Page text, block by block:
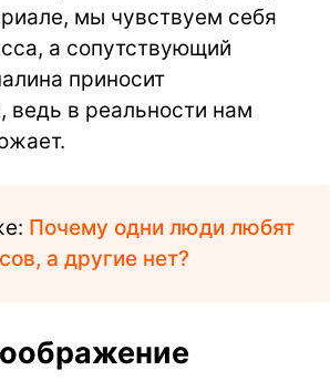
мы чувствуем себя
а сопутствующий
приносит
ведь в реальности нам
Почему одни люди любят
а другие нет?